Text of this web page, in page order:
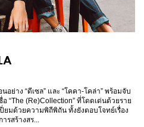
ย่าง “ดีเซล” และ “โคคา-โคล่า” พร้อมจับ
“The (Re)Collection” ที่โดดเด่นด้วยราย
ยมด้วยความพิถีพิถัน ทั้งยังตอบโจทย์เรื่อง
รสร้างสร...